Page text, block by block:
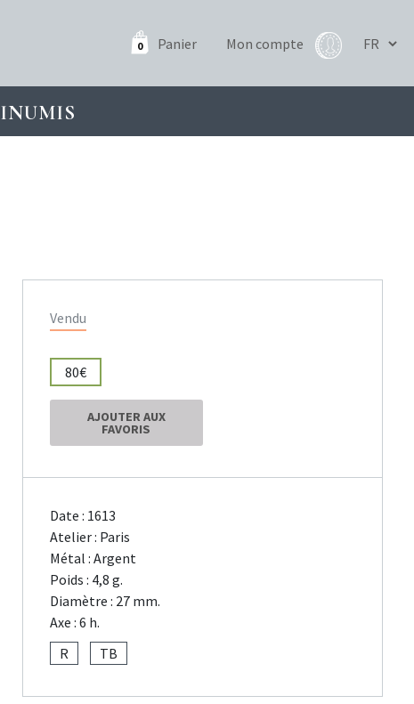
0 Panier Mon compte
INUMIS
Vendu
80€
AJOUTER AUX
FAVORIS
Date : 1613
Atelier : Paris
Métal : Argent
Poids : 4,8 g.
Diamètre : 27 mm.
Axe : 6 h.
R
TB